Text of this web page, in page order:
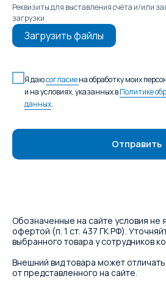
Реквизиты для выставления счёта и/или
загрузки
Загрузить файлы
Я даюсогласиена обработку моих
и на условиях, указанных вПолитике
данных.
Отправить
Обозначенные на сайте условия не
офертой (п. 1 ст. 437 ГК РФ).
выбранного товара у сотрудников
Внешний вид товара может
от представленного на сайте.